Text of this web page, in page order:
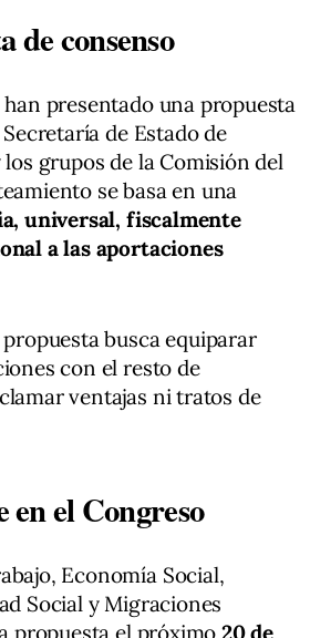
de consenso
presentado una propuesta
de Estado de
grupos de la Comisión del
se basa en una
universal, fiscalmente
a las aportaciones
busca equiparar
con el resto de
ventajas ni tratos de
en el Congreso
Economía Social,
Social y Migraciones
propuesta el próximo20 de